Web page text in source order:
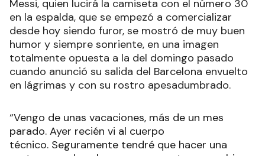
Messi, quien lucirá la camiseta con el número 30
en la espalda, que se empezó a comercializar
desde hoy siendo furor, se mostró de muy buen
humor y siempre sonriente, en una imagen
totalmente opuesta a la del domingo pasado
cuando anunció su salida del Barcelona envuelto
en lágrimas y con su rostro apesadumbrado.
“Vengo de unas vacaciones, más de un mes
parado. Ayer recién vi al cuerpo
técnico. Seguramente tendré que hacer una